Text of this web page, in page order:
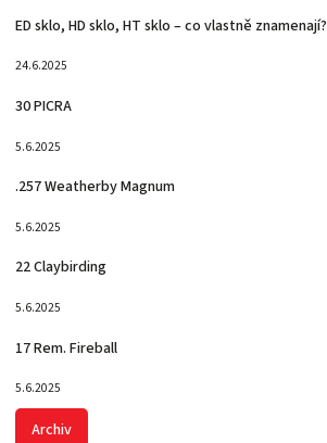
ED sklo, HD sklo, HT sklo – co vlastně znamenají?
24.6.2025
30 PICRA
5.6.2025
.257 Weatherby Magnum
5.6.2025
22 Claybirding
5.6.2025
17 Rem. Fireball
5.6.2025
Archiv